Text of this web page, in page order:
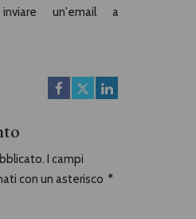
un'email a
I campi
con un asterisco *